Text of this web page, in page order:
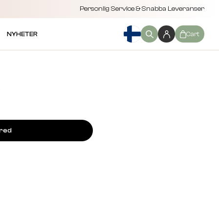
Personlig Service & Snabba Leveranser
NYHETER Cart